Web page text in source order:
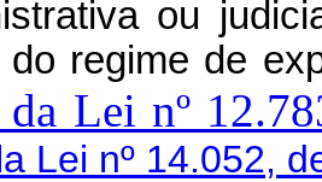
ou
do regime de
da Lei nº
Lei nº 14.052,